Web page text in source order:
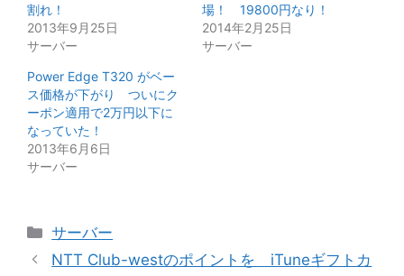
割れ！
2013年9月25日
サーバー
場！ 19800円なり！
2014年2月25日
サーバー
Power Edge T320 がベー
ス価格が下がり ついにク
ーポン適用で2万円以下に
なっていた！
2013年6月6日
サーバー
カ
テ
サーバー
NTT Club-westのポイントを iTuneギフトカ